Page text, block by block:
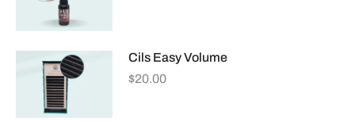
Cils Easy Volume
$20.00